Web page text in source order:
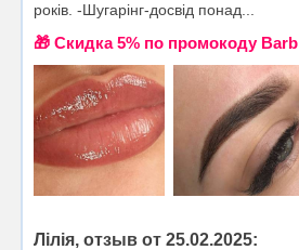
років. -Шугарінг-досвід понад...
🎁 Cкидка 5% по промокоду Barb
Лілія, отзыв от 25.02.2025: